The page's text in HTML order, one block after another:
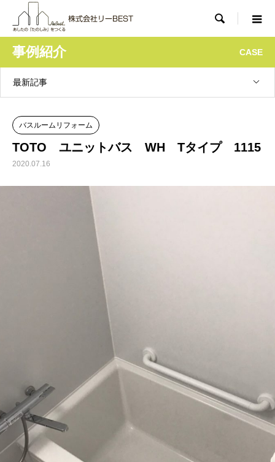

事例紹介 CASE
最新記事
バスルームリフォーム
TOTO ユニットバス WH Tタイプ 1115
2020.07.16